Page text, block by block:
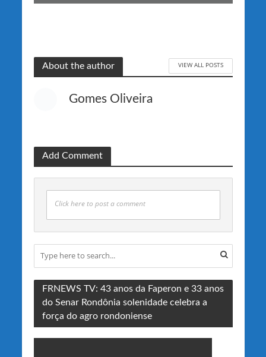
About the author VIEW ALL POSTS
Gomes Oliveira
Add Comment
Click here to post a comment
FRNEWS TV: 43 anos da Faperon e 33 anos
do Senar Rondônia solenidade celebra a
força do agro rondoniense